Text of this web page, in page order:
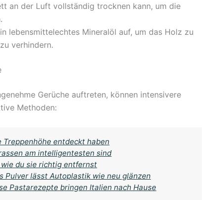
an der Luft vollständig trocknen kann, um die
lebensmittelechtes Mineralöl auf, um das Holz zu
verhindern.
Gerüche auftreten, können intensivere
Methoden:
entdeckt haben
am intelligentesten sind
du sie richtig entfernst
Pulver lässt Autoplastik wie neu glänzen
Pastarezepte bringen Italien nach Hause